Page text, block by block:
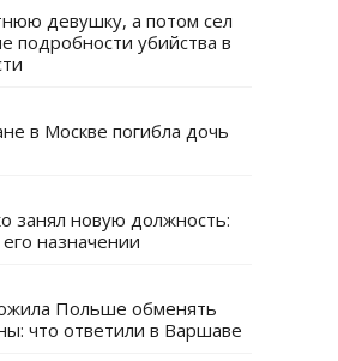
девушку, а потом сел
подробности убийства в
в Москве погибла дочь
занял новую должность:
назначении
Польше обменять
что ответили в Варшаве